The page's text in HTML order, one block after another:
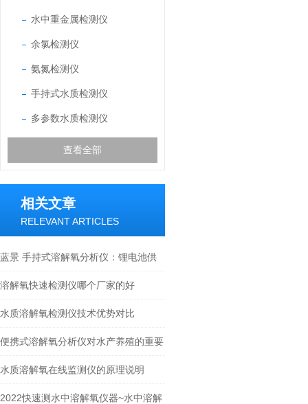
水中重金属检测仪
余氯检测仪
氨氮检测仪
手持式水质检测仪
多参数水质检测仪
查看全部
相关文章
RELEVANT ARTICLES
蓝景 手持式溶解氧分析仪：锂电池供
电与长电缆：保障检测灵活性
溶解氧快速检测仪哪个厂家的好
水质溶解氧检测仪技术优势对比
便携式溶解氧分析仪对水产养殖的重要
意义
水质溶解氧在线监测仪的原理说明
2022快速测水中溶解氧仪器~水中溶解